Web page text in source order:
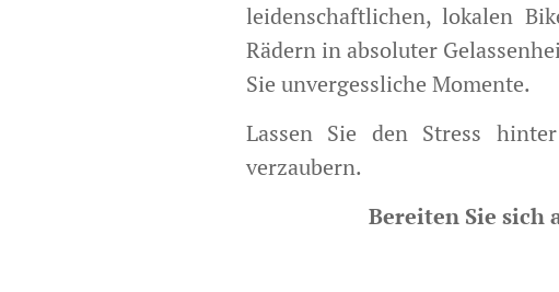
leidenschaftlichen, lokalen
Rädern in absoluter
Sie unvergessliche Momente.
Lassen Sie den Stress
verzaubern.
Bereiten Sie sich